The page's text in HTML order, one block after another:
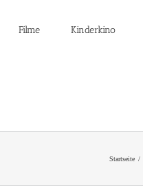
Filme Kinderkino
Startseite